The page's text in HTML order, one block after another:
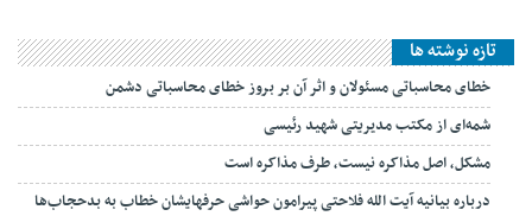
تازه نوشته ها
خطای محاسباتی مسئولان و اثر آن بر بروز خطای محاسباتی دشمن
شمه‌ای از مکتب مدیریتی شهید رئیسی
مشکل، اصل مذاکره نیست، طرف مذاکره است
درباره بیانیه آیت الله فلاحتی پیرامون حواشی حرفهایشان خطاب به بدحجاب‌ها